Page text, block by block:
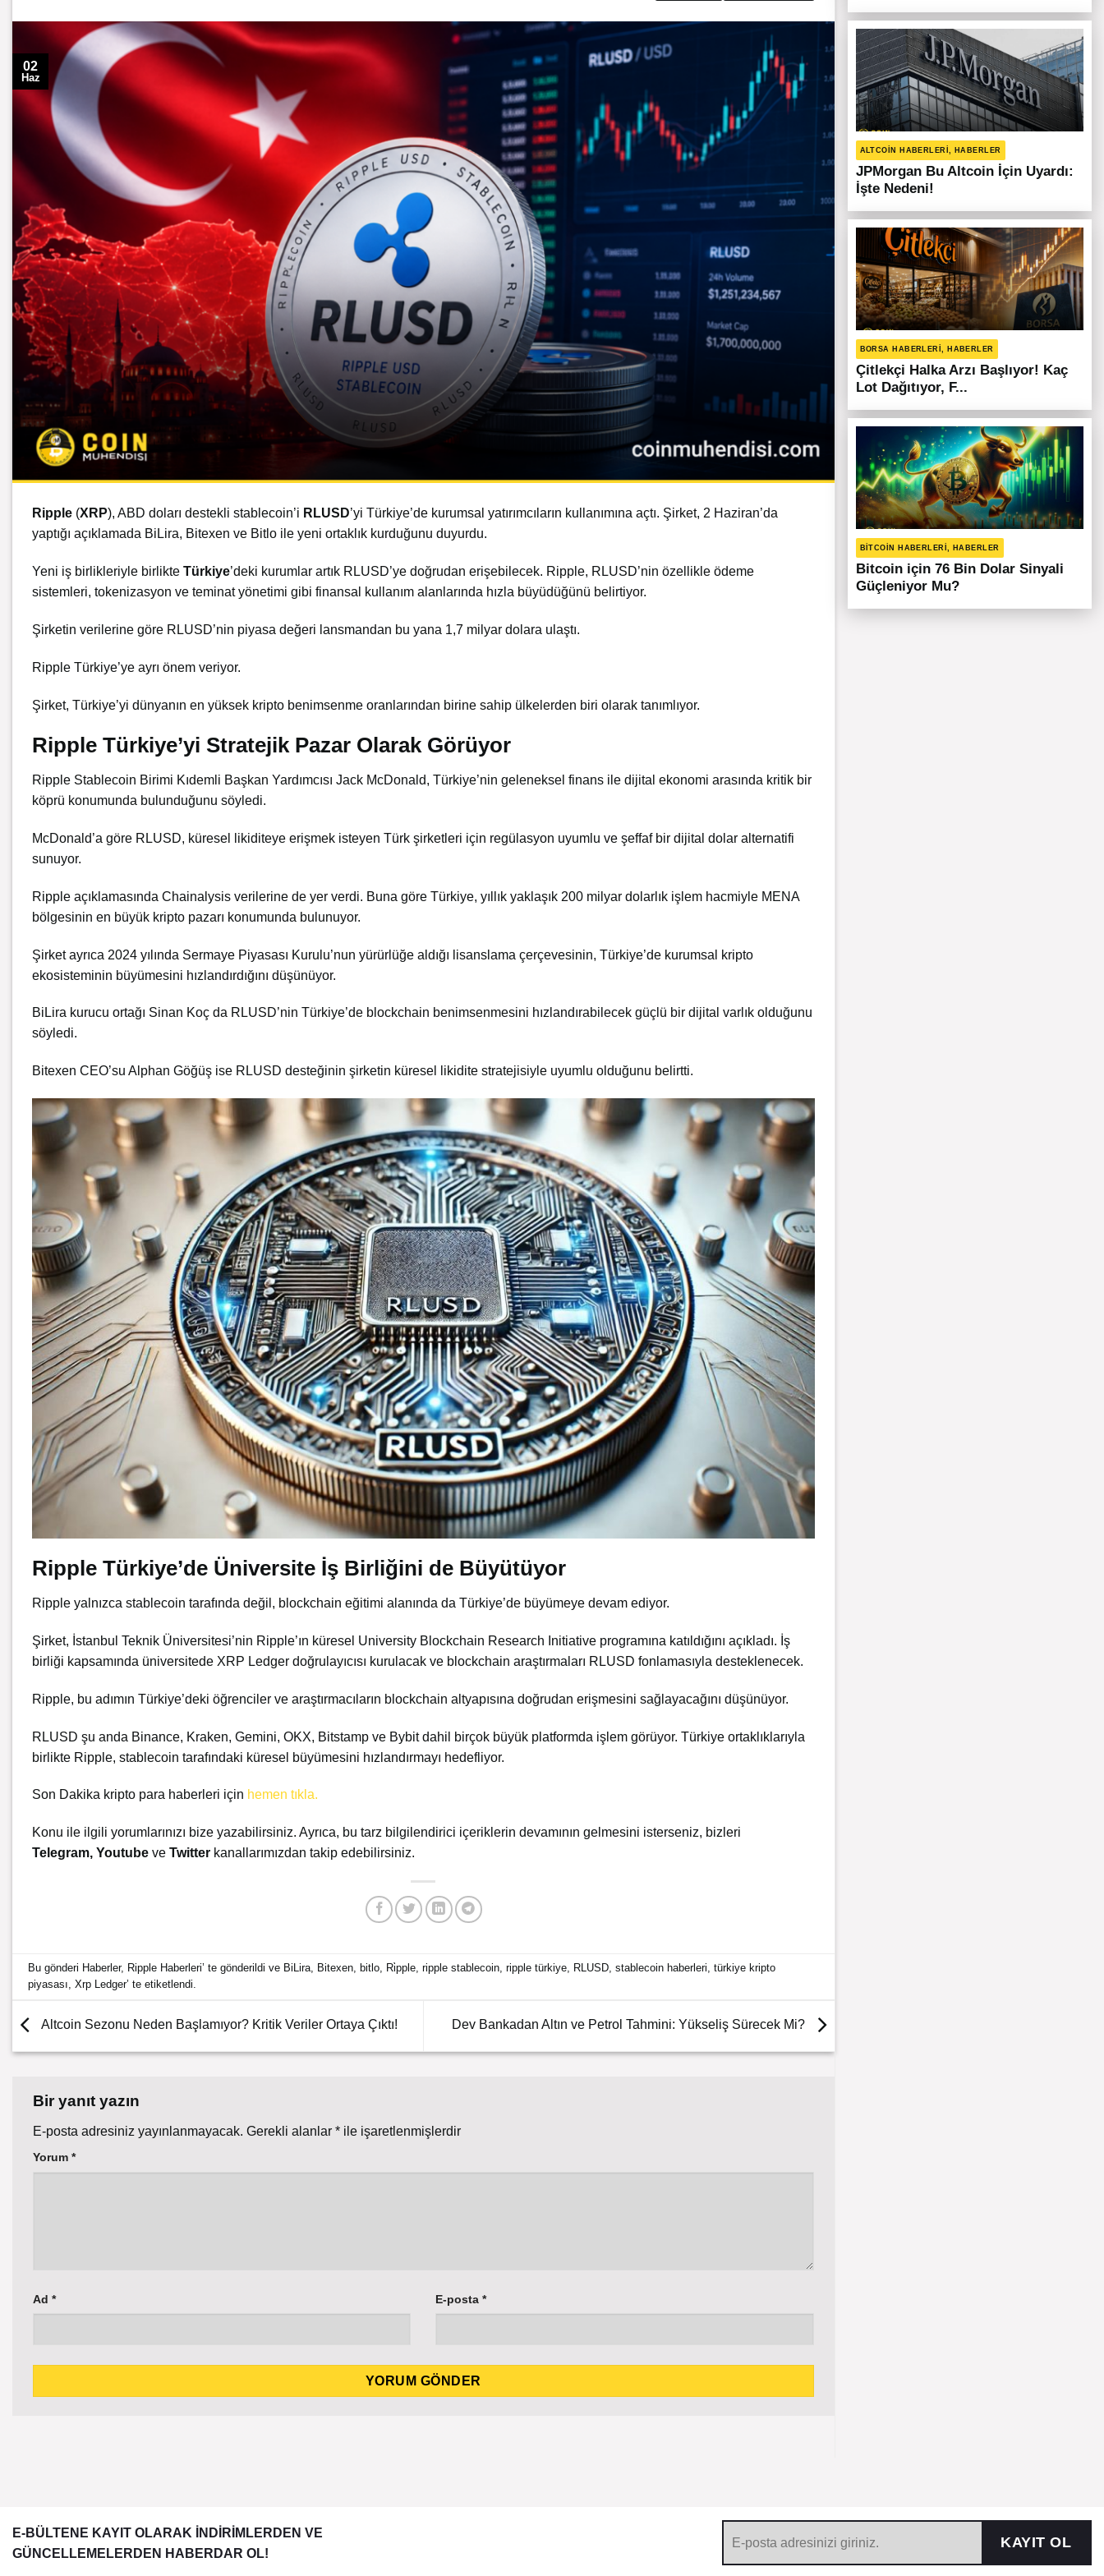
02
Haz
Ripple (XRP), ABD doları destekli stablecoin’i RLUSD’yi Türkiye’de kurumsal yatırımcıların kullanımına açtı. Şirket, 2 Haziran’da
yaptığı açıklamada BiLira, Bitexen ve Bitlo ile yeni ortaklık kurduğunu duyurdu.
Yeni iş birlikleriyle birlikte Türkiye’deki kurumlar artık RLUSD’ye doğrudan erişebilecek. Ripple, RLUSD’nin özellikle ödeme
sistemleri, tokenizasyon ve teminat yönetimi gibi finansal kullanım alanlarında hızla büyüdüğünü belirtiyor.
Şirketin verilerine göre RLUSD’nin piyasa değeri lansmandan bu yana 1,7 milyar dolara ulaştı.
Ripple Türkiye’ye ayrı önem veriyor.
Şirket, Türkiye’yi dünyanın en yüksek kripto benimsenme oranlarından birine sahip ülkelerden biri olarak tanımlıyor.
Ripple Türkiye’yi Stratejik Pazar Olarak Görüyor
Ripple Stablecoin Birimi Kıdemli Başkan Yardımcısı Jack McDonald, Türkiye’nin geleneksel finans ile dijital ekonomi arasında kritik bir
köprü konumunda bulunduğunu söyledi.
McDonald’a göre RLUSD, küresel likiditeye erişmek isteyen Türk şirketleri için regülasyon uyumlu ve şeffaf bir dijital dolar alternatifi
sunuyor.
Ripple açıklamasında Chainalysis verilerine de yer verdi. Buna göre Türkiye, yıllık yaklaşık 200 milyar dolarlık işlem hacmiyle MENA
bölgesinin en büyük kripto pazarı konumunda bulunuyor.
Şirket ayrıca 2024 yılında Sermaye Piyasası Kurulu’nun yürürlüğe aldığı lisanslama çerçevesinin, Türkiye’de kurumsal kripto
ekosisteminin büyümesini hızlandırdığını düşünüyor.
BiLira kurucu ortağı Sinan Koç da RLUSD’nin Türkiye’de blockchain benimsenmesini hızlandırabilecek güçlü bir dijital varlık olduğunu
söyledi.
Bitexen CEO’su Alphan Göğüş ise RLUSD desteğinin şirketin küresel likidite stratejisiyle uyumlu olduğunu belirtti.
Ripple Türkiye’de Üniversite İş Birliğini de Büyütüyor
Ripple yalnızca stablecoin tarafında değil, blockchain eğitimi alanında da Türkiye’de büyümeye devam ediyor.
Şirket, İstanbul Teknik Üniversitesi’nin Ripple’ın küresel University Blockchain Research Initiative programına katıldığını açıkladı. İş
birliği kapsamında üniversitede XRP Ledger doğrulayıcısı kurulacak ve blockchain araştırmaları RLUSD fonlamasıyla desteklenecek.
Ripple, bu adımın Türkiye’deki öğrenciler ve araştırmacıların blockchain altyapısına doğrudan erişmesini sağlayacağını düşünüyor.
RLUSD şu anda Binance, Kraken, Gemini, OKX, Bitstamp ve Bybit dahil birçok büyük platformda işlem görüyor. Türkiye ortaklıklarıyla
birlikte Ripple, stablecoin tarafındaki küresel büyümesini hızlandırmayı hedefliyor.
Son Dakika kripto para haberleri için hemen tıkla.
Konu ile ilgili yorumlarınızı bize yazabilirsiniz. Ayrıca, bu tarz bilgilendirici içeriklerin devamının gelmesini isterseniz, bizleri
Telegram, Youtube ve Twitter kanallarımızdan takip edebilirsiniz.
Bu gönderi Haberler, Ripple Haberleri’ te gönderildi ve BiLira Bitexen ,bitlo Ri̇pple ,ripple stablecoin ,ripple türkiye RLUSD ,stablecoin haberleri ,türkiye kripto
piyasası ,Xrp Ledger’ te etiketlendi.
Altcoin Sezonu Neden Başlamıyor? Kritik Veriler Ortaya Çıktı! Dev Bankadan Altın ve Petrol Tahmini: Yükseliş Sürecek Mi?
Bir yanıt yazın
E-posta adresiniz yayınlanmayacak. Gerekli alanlar * ile işaretlenmişlerdir
Yorum *
Ad * E-posta*
ALTCOIN HABERLERI, HABERLER
JPMorgan Bu Altcoin İçin Uyardı:
İşte Nedeni!
BORSA HABERLERI, HABERLER
Çitlekçi Halka Arzı Başlıyor! Kaç
Lot Dağıtıyor, F...
BITCOIN HABERLERI, HABERLER
Bitcoin için 76 Bin Dolar Sinyali
Güçleniyor Mu?
E-BÜLTENE KAYIT OLARAK İNDİRİMLERDEN VE
GÜNCELLEMELERDEN HABERDAR OL!
KAYIT OL